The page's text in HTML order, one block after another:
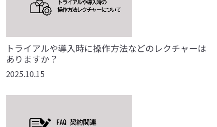
トライアルや導入時に操作方法などのレクチャーは
ありますか？
2025.10.15